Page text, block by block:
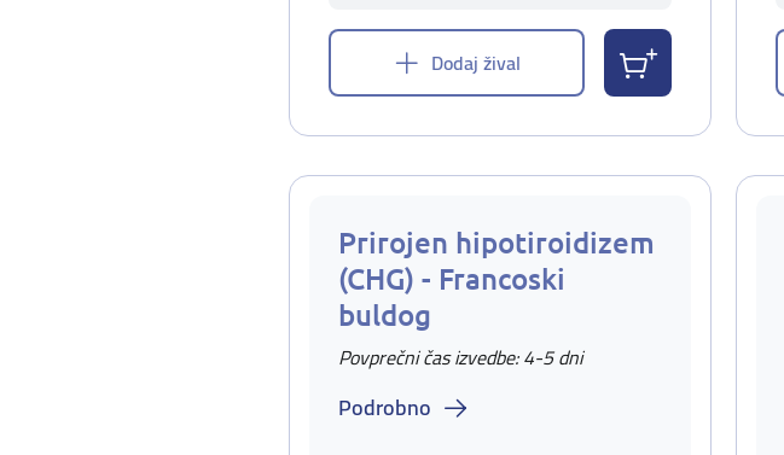
Dodaj žival
Prirojen hipotiroidizem
(CHG) - Francoski
buldog
Povprečni čas izvedbe: 4-5 dni
Podrobno